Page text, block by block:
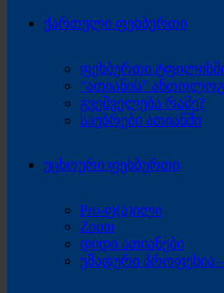
ქართული ფეხბურთი
ფეხბურთი
“ათიანის”
გვეშველება რამე?
საუბრები ათიანში
უცხოური ფეხბურთი
Pro-ფ(ა)ილი
Zoom
დიდი ათიანები
უმადური პროფესია